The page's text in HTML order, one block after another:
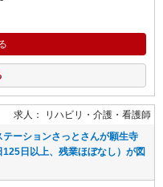
求人： リハビリ・介護
看護師
テーションさっとさんが願生寺
日以上、残業ほぼなし）が図